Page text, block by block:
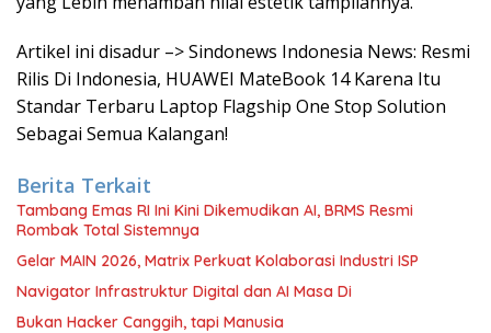
Artikel ini disadur –> Sindonews Indonesia News: Resmi
Rilis Di Indonesia, HUAWEI MateBook 14 Karena Itu
Standar Terbaru Laptop Flagship One Stop Solution
Sebagai Semua Kalangan!
Berita Terkait
Tambang Emas RI Ini Kini Dikemudikan AI, BRMS Resmi
Rombak Total Sistemnya
Gelar MAIN 2026, Matrix Perkuat Kolaborasi Industri ISP
Navigator Infrastruktur Digital dan AI Masa Di
Bukan Hacker Canggih, tapi Manusia